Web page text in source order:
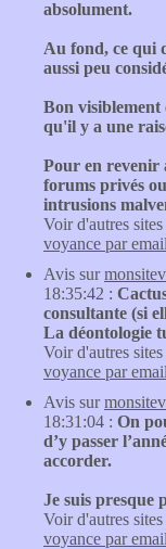
absolument.
Au fond, ce qui
aussi peu
Bon visiblement
qu'il y a une
Pour en revenir
forums privés
intrusions
Voir d'autres
voyance par email
Avis sur
18:35:42 :
consultante (si
La déontologie
Voir d'autres
voyance par email
Avis sur
18:31:04 : On
d’y passer
accorder.
Je suis presque
Voir d'autres
voyance par email